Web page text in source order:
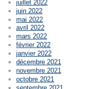
juillet 2022
juin 2022
mai 2022
avril 2022
mars 2022
février 2022
janvier 2022
décembre 2021
novembre 2021
octobre 2021